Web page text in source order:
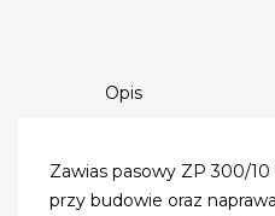
Opis
Zawias pasowy ZP 300/
przy budowie oraz